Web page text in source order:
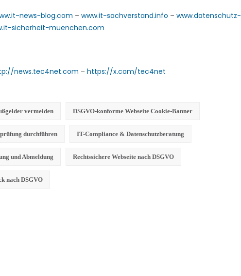
news-blog.com – www.it-sachverstand.info – www.datenschutz-
sicherheit-muenchen.com
news.tec4net.com – https://x.com/tec4net
vermeiden DSGVO-konforme Webseite Cookie-Banner
durchführen IT-Compliance & Datenschutzberatung
und Abmeldung Rechtssichere Webseite nach DSGVO
nach DSGVO